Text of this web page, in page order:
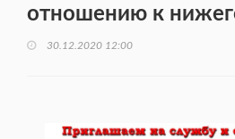
отношению к
30.12.2020 12:00